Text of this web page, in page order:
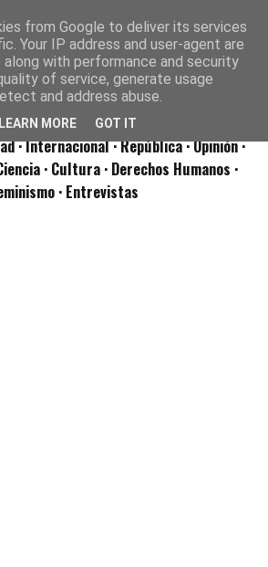
· Internacional· República· Opinión·
·Cultura · Derechos Humanos ·
·Entrevistas
from Google to deliver its services
Your IP address and user-agent are
along with performance and security
of service, generate usage
and address abuse.
LEARN MORE GOT IT